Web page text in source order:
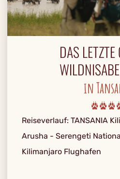
DAS LETZTE
in
Reiseverlauf: TANSANIA
Arusha - Serengeti
Kilimanjaro Flughafen